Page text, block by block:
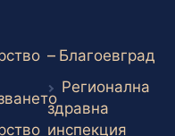
– Благоевград
Регионална
здравна
инспекция